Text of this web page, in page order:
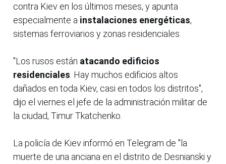
contra Kiev en los últimos meses, y apunta
especialmente a instalaciones energéticas,
sistemas ferroviarios y zonas residenciales.
"Los rusos están atacando edificios
residenciales . Hay muchos edificios altos
dañados en toda Kiev, casi en todos los distritos",
dijo el viernes el jefe de la administración militar de
la ciudad, Timur Tkatchenko.
La policía de Kiev informó en Telegram de "la
muerte de una anciana en el distrito de Desnianski y